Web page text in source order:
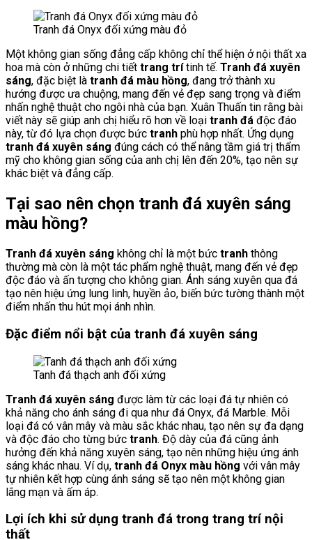
Tranh đá Onyx đối xứng màu đỏ
Một không gian sống đẳng cấp không chỉ thể hiện ở nội thất xa
hoa mà còn ở những chi tiết trang trítinh tế. Tranh đá xuyên
sáng, đặc biệt là tranh đá màu hồng, đang trở thành xu
hướng được ưa chuộng, mang đến vẻ đẹp sang trọng và điểm
nhấn nghệ thuật cho ngôi nhà của bạn. Xuân Thuấn tin rằng bài
viết này sẽ giúp anh chị hiểu rõ hơn về loại tranh đá độc đáo
này, từ đó lựa chọn được bức tranh phù hợp nhất. Ứng dụng
tranh đá xuyên sáng đúng cách có thể nâng tầm giá trị thẩm
mỹ cho không gian sống của anh chị lên đến 20%, tạo nên sự
khác biệt và đẳng cấp.
Tại sao nên chọn tranh đá xuyên sáng
màu hồng?
Tranh đá xuyên sáng không chỉ là một bức tranh thông
thường mà còn là một tác phẩm nghệ thuật, mang đến vẻ đẹp
độc đáo và ấn tượng cho không gian. Ánh sáng xuyên qua đá
tạo nên hiệu ứng lung linh, huyền ảo, biến bức tường thành một
điểm nhấn thu hút mọi ánh nhìn.
Đặc điểm nổi bật của tranh đá xuyên sáng
Tanh đá thạch anh đối xứng
Tranh đá xuyên sáng được làm từ các loại đá tự nhiên có
khả năng cho ánh sáng đi qua như đá Onyx, đá Marble. Mỗi
loại đá có vân mây và màu sắc khác nhau, tạo nên sự đa dạng
và độc đáo cho từng bức tranh. Độ dày của đá cũng ảnh
hưởng đến khả năng xuyên sáng, tạo nên những hiệu ứng ánh
sáng khác nhau. Ví dụ, tranh đá Onyx màu hồng với vân mây
tự nhiên kết hợp cùng ánh sáng sẽ tạo nên một không gian
lãng mạn và ấm áp.
Lợi ích khi sử dụng tranh đá trong trang trí nội
thất